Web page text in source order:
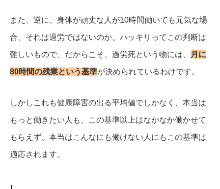
また、逆に、身体が頑丈な人が10時間働いても元気な場
合、それは過労ではないのか。 ハッキリってこの判断は
難しいもので、だからこそ、過労死という物には、 月に
80時間の残業という基準が決められているわけです。
しかしこれも健康障害の出る平均値でしかなく、本当は
もっと働きたい人も、この基準以上はなかなか働かせて
もらえず、本当はこんなにも働けない人にもこの基準は
適応されます。